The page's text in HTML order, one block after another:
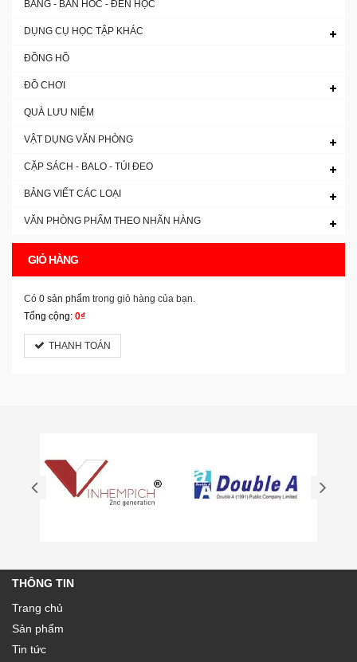
BẢNG - BÀN HOC - ĐÈN HỌC
DỤNG CỤ HỌC TẬP KHÁC
ĐỒNG HỒ
ĐỒ CHƠI
QUÀ LƯU NIỆM
VẬT DỤNG VĂN PHÒNG
CẶP SÁCH - BALO - TÚI ĐEO
BẢNG VIẾT CÁC LOẠI
VĂN PHÒNG PHẨM THEO NHÃN HÀNG
GIỎ HÀNG
Có 0 sản phẩm trong giỏ hàng của bạn.
Tổng cộng: 0₫
THANH TOÁN
THÔNG TIN
Trang chủ
Sản phẩm
Tin tức